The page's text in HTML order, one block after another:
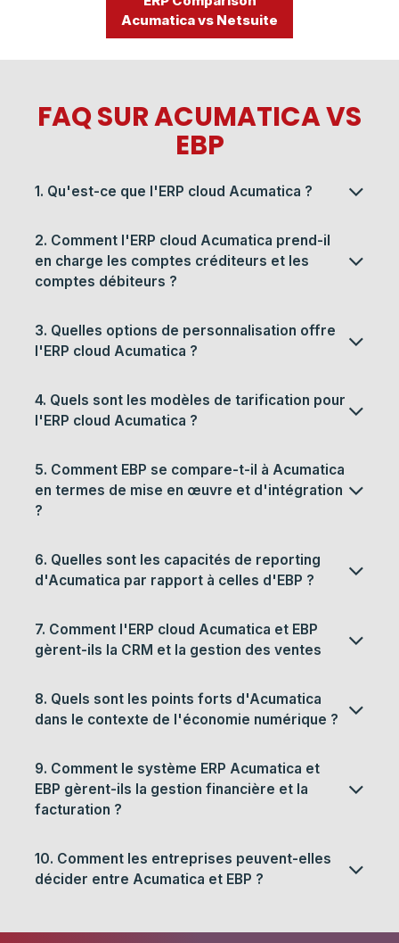
Acumatica vs Netsuite
FAQ SUR ACUMATICA VS
EBP​​
1. Qu'est-ce que l'ERP cloud Acumatica ?
2. Comment l'ERP cloud Acumatica prend-il
en charge les comptes créditeurs et les
comptes débiteurs ?
3. Quelles options de personnalisation offre
l'ERP cloud Acumatica ?
4. Quels sont les modèles de tarification pour
l'ERP cloud Acumatica ?
5. Comment EBP se compare-t-il à Acumatica
en termes de mise en œuvre et d'intégration
?
6. Quelles sont les capacités de reporting
d'Acumatica par rapport à celles d'EBP ?
7. Comment l'ERP cloud Acumatica et EBP
gèrent-ils la CRM et la gestion des ventes
8. Quels sont les points forts d'Acumatica
dans le contexte de l'économie numérique ?
9. Comment le système ERP Acumatica et
EBP gèrent-ils la gestion financière et la
facturation ?
10. Comment les entreprises peuvent-elles
décider entre Acumatica et EBP ?